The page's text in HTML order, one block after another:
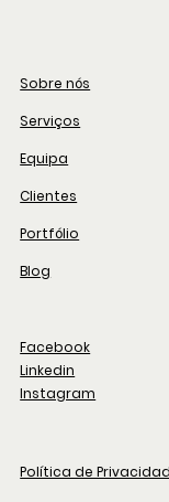
Sobre nós
Serviços
Equipa
Clientes
Portfólio
Blog
Facebook
Linkedin
Instagram
Política de